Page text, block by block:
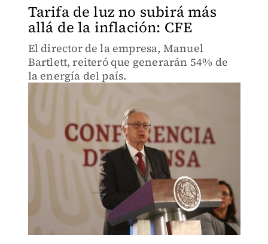
Tarifa de luz no subirá más
allá de la inflación: CFE
El director de la empresa, Manuel
Bartlett, reiteró que generarán 54% de
la energía del país.